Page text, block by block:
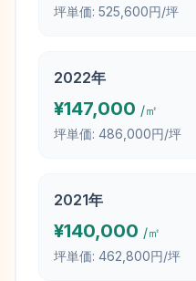
坪単価: 525,600円/坪
2022年
¥147,000 /㎡
坪単価: 486,000円/坪
2021年
¥140,000 /㎡
坪単価: 462,800円/坪